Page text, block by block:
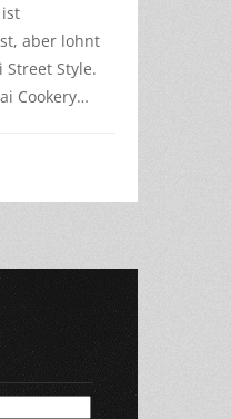
ist
aber lohnt
Street Style.
Cookery…